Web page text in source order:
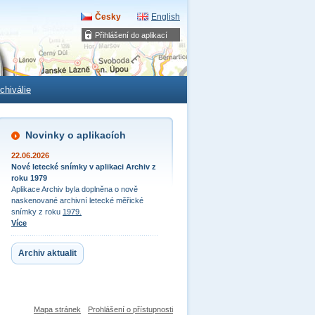
Přihlášení do aplikací
Česky English
Novinky o aplikacích
22.06.2026
Nové letecké snímky v aplikaci Archiv z
roku 1979
Aplikace Archiv byla doplněna o nově
naskenované archivní letecké měřické
snímky z roku 1979.
Více
Archiv aktualit
Mapa stránek Prohlášení o přístupnosti